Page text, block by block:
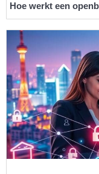
Hoe werkt een